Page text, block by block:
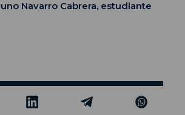
Navarro Cabrera, estudiante